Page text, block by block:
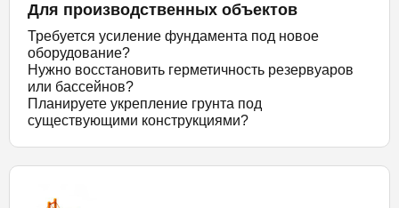
Для производственных объектов
Требуется усиление фундамента под новое
оборудование?
Нужно восстановить герметичность резервуаров
или бассейнов?
Планируете укрепление грунта под
существующими конструкциями?